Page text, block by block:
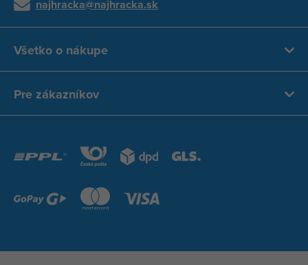
najhracka@najhracka.sk
Všetko o nákupe
Pre zákazníkov